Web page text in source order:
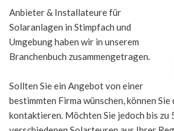
Anbieter & Installateure für
Solaranlagen in Stimpfach und
Umgebung haben wir in unserem
Branchenbuch zusammengetragen.
Sollten Sie ein Angebot von einer
bestimmten Firma wünschen, können
kontaktieren. Möchten Sie jedoch bis zu